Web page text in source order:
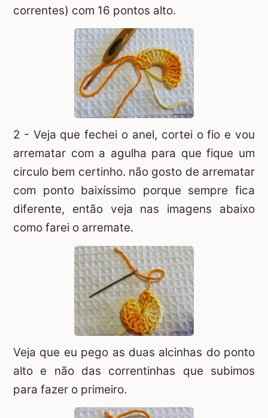
correntes) com 16 pontos alto.
2 - Veja que fechei o anel, cortei o fio e vou
arrematar com a agulha para que fique um
circulo bem certinho. não gosto de arrematar
com ponto baixíssimo porque sempre fica
diferente, então veja nas imagens abaixo
como farei o arremate.
Veja que eu pego as duas alcinhas do ponto
alto e não das correntinhas que subimos
para fazer o primeiro.